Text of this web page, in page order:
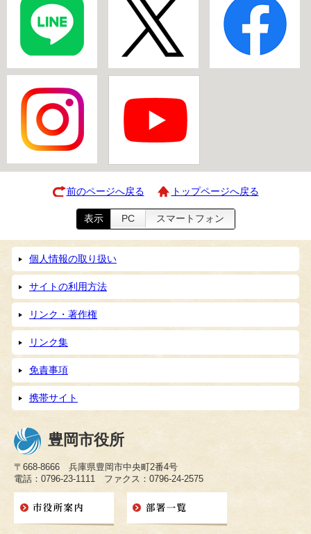
前のページへ戻る トップページへ戻る
表示 PC スマートフォン
個人情報の取り扱い
サイトの利用方法
リンク・著作権
リンク集
免責事項
携帯サイト
豊岡市役所
〒668-8666 兵庫県豊岡市中央町2番4号
電話：0796-23-1111 ファクス：0796-24-2575